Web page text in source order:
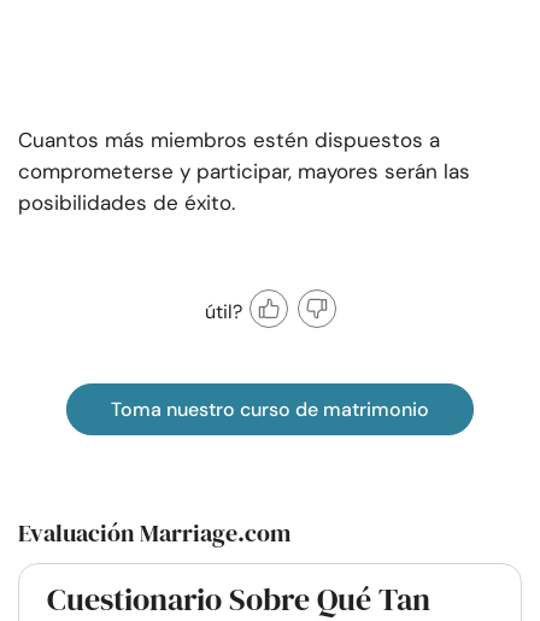
Cuantos más miembros estén dispuestos a
comprometerse y participar, mayores serán las
posibilidades de éxito.
útil?
Toma nuestro curso de matrimonio
Evaluación Marriage.com
Cuestionario Sobre Qué Tan